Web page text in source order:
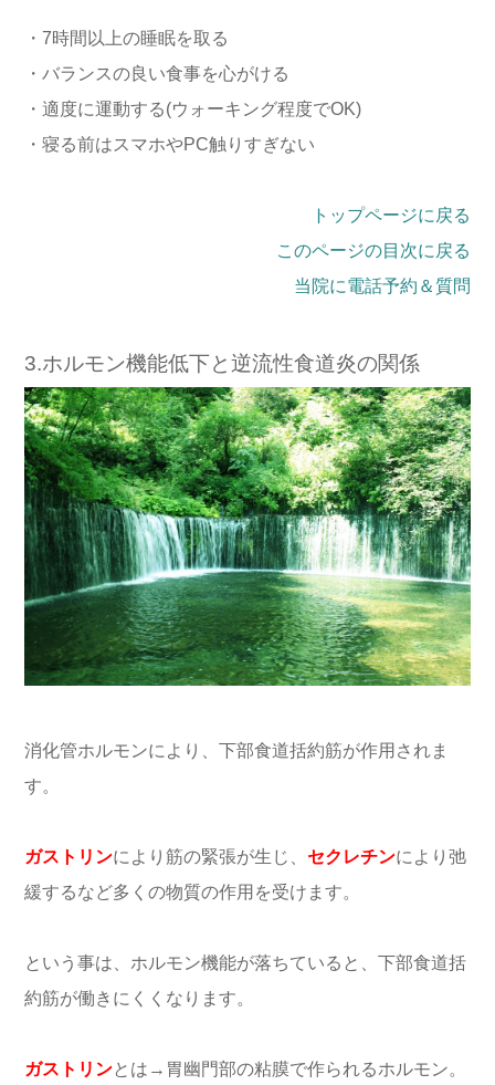
・7時間以上の睡眠を取る
・バランスの良い食事を心がける
・適度に運動する(ウォーキング程度でOK)
・寝る前はスマホやPC触りすぎない
トップページに戻る
このページの目次に戻る
当院に電話予約＆質問
3.ホルモン機能低下と逆流性食道炎の関係
消化管ホルモンにより、下部食道括約筋が作用されま
す。
ガストリンにより筋の緊張が生じ、 セクレチンにより弛
緩するなど多くの物質の作用を受けます。
という事は、ホルモン機能が落ちていると、下部食道括
約筋が働きにくくなります。
ガストリンとは→胃幽門部の粘膜で作られるホルモン。